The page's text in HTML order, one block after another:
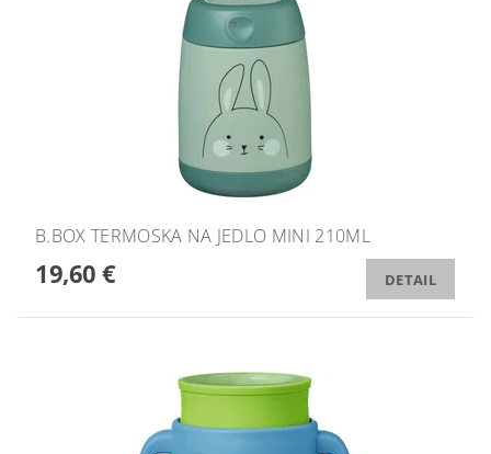
B.BOX TERMOSKA NA JEDLO MINI 210ML
19,60 € DETAIL